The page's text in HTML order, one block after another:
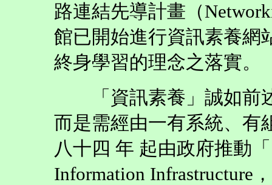
路連結先導計畫（
館已開始進行資訊素養網
終身學習的理念之落實。
「資訊素養」誠如前
而是需經由一有系統、有
八十四 年 起由政府推動
Information Infrastructure